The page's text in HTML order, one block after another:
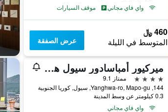
واي فاي مجاني
موقف السيارات
460 ﷼
المتوسط في الليلة عرض الصفقة
ميركيور أمباسادور سيول هونجداي
4 نجوم
ممتاز 9.1
144, Yanghwa-ro, Mapo-gu, سيول, كوريا الجنوبية
0.3 كيلومتر عن وسط المدينة
واي فاي مجاني